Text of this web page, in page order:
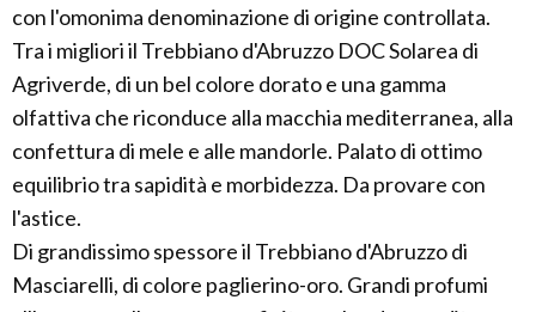
con l'omonima denominazione di origine controllata.
Tra i migliori il Trebbiano d'Abruzzo DOC Solarea di
Agriverde, di un bel colore dorato e una gamma
olfattiva che riconduce alla macchia mediterranea, alla
confettura di mele e alle mandorle. Palato di ottimo
equilibrio tra sapidità e morbidezza. Da provare con
l'astice.
Di grandissimo spessore il Trebbiano d'Abruzzo di
Masciarelli, di colore paglierino-oro. Grandi profumi